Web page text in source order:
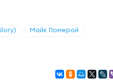
Майк Померой